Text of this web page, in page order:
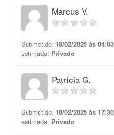
Marcus V.
Submetido: 18/02/2025 às 04:03
estimada: Privado
Patrícia G.
Submetido: 18/02/2025 às 17:30
estimada: Privado